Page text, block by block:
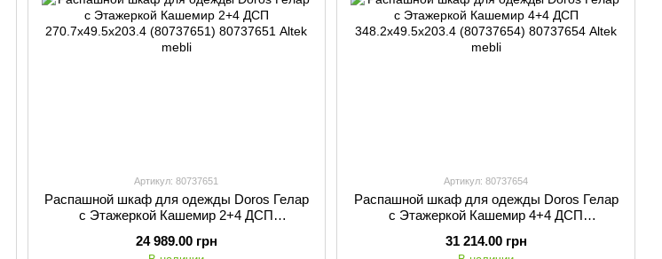
Артикул: 80737651
Распашной шкаф для одежды Doros Гелар
с Этажеркой Кашемир 2+4 ДСП
24 989.00 грн
Артикул: 80737654
Распашной шкаф для одежды Doros Гелар
с Этажеркой Кашемир 4+4 ДСП
31 214.00 грн